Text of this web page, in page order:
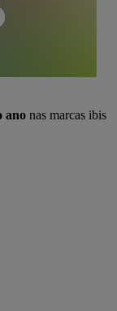
ano nas marcas ibis